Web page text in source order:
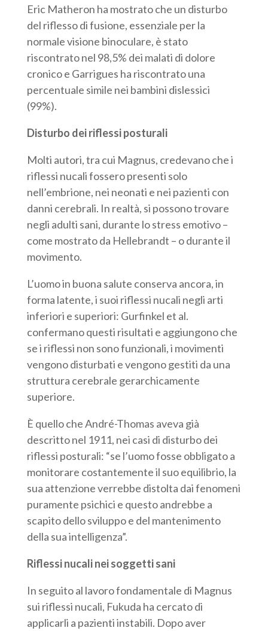
Eric Matheron ha mostrato che un disturbo
del riflesso di fusione, essenziale per la
normale visione binoculare, è stato
riscontrato nel 98,5% dei malati di dolore
cronico e Garrigues ha riscontrato una
percentuale simile nei bambini dislessici
(99%).
Disturbo dei riflessi posturali
Molti autori, tra cui Magnus, credevano che i
riflessi nucali fossero presenti solo
nell’embrione, nei neonati e nei pazienti con
danni cerebrali. In realtà, si possono trovare
negli adulti sani, durante lo stress emotivo –
come mostrato da Hellebrandt – o durante il
movimento.
L’uomo in buona salute conserva ancora, in
forma latente, i suoi riflessi nucali negli arti
inferiori e superiori: Gurfinkel et al.
confermano questi risultati e aggiungono che
se i riflessi non sono funzionali, i movimenti
vengono disturbati e vengono gestiti da una
struttura cerebrale gerarchicamente
superiore.
È quello che André-Thomas aveva già
descritto nel 1911, nei casi di disturbo dei
riflessi posturali: “se l’uomo fosse obbligato a
monitorare costantemente il suo equilibrio, la
sua attenzione verrebbe distolta dai fenomeni
puramente psichici e questo andrebbe a
scapito dello sviluppo e del mantenimento
della sua intelligenza”.
Riflessi nucali nei soggetti sani
In seguito al lavoro fondamentale di Magnus
sui riflessi nucali, Fukuda ha cercato di
applicarli a pazienti instabili. Dopo aver